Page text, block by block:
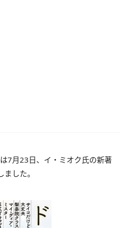
7月23日、イ・ミオク氏の新著
した。